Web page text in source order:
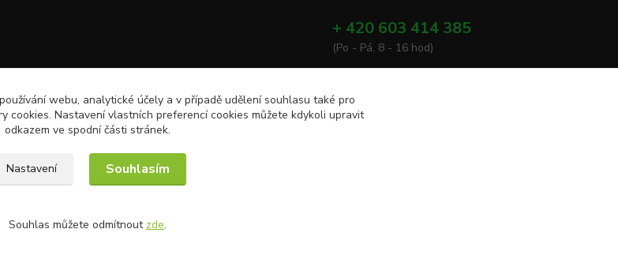
+ 420 603 414 385
(Po - Pá, 8 - 16 hod)
webu, analytické účely a v případě udělení souhlasu také pro
cookies. Nastavení vlastních preferencí cookies můžete kdykoli upravit
odkazem ve spodní části stránek.
Nastavení Souhlasím
Souhlas můžete odmítnout zde.